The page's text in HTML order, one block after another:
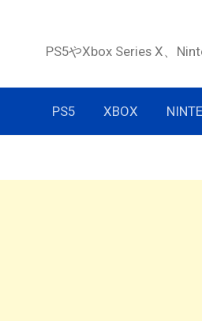
PS5やXbox Series X、
PS5 XBOX